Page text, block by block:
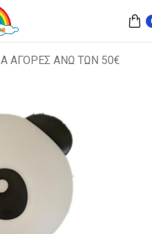
ΑΓΟΡΕΣ ΑΝΩ ΤΩΝ 50€